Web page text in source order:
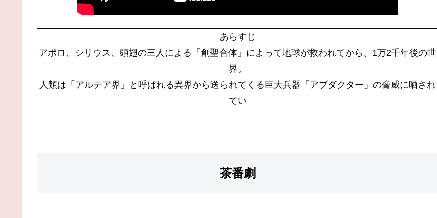
あらすじ
アポロ、シリウス、頭翅の三人による「創聖合体」によって地球が救われてから、1万2千年後の世
界。
人類は「アルテア界」と呼ばれる異界から送られてくる巨大兵器「アブダクター」の脅威に晒され
てい
茶番劇